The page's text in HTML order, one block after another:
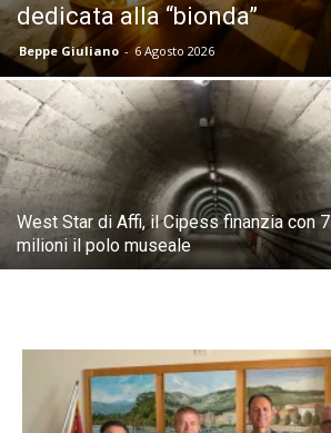
dedicata alla “bionda”
Beppe Giuliano - 6 Agosto 2026
West Star di Affi, il Cipess finanzia con 7
milioni il polo museale